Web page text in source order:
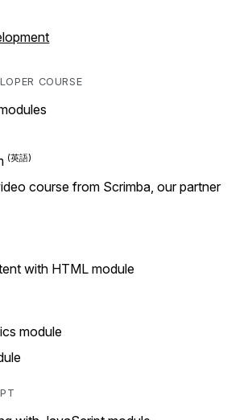
COURSE
course from Scrimba, our partner
with HTML module
module